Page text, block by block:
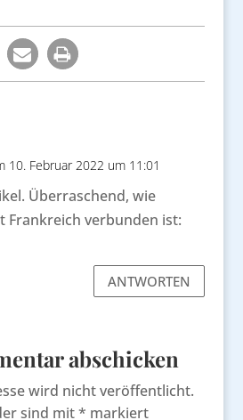
10. Februar 2022 um 11:01
Überraschend, wie
Frankreich verbunden ist:
ANTWORTEN
abschicken
wird nicht veröffentlicht.
sind mit* markiert